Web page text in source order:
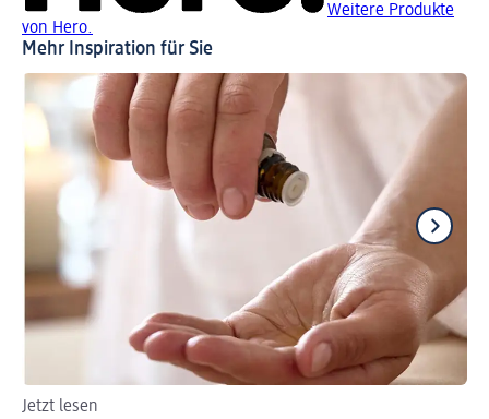
Weitere Produkte
von Hero.
Mehr Inspiration für Sie
Jetzt lesen